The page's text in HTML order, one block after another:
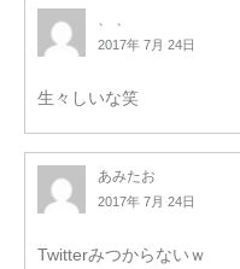
2017年 7月 24日
生々しいな笑
あみたお
2017年 7月 24日
Twitterみつからないｗ